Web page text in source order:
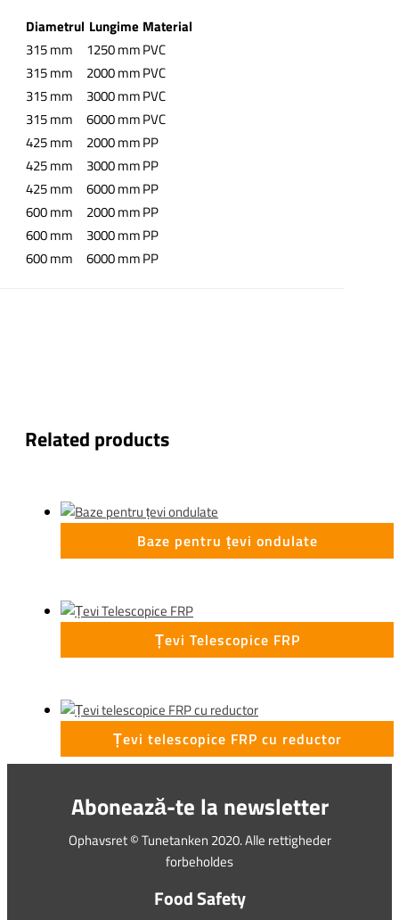
Diametrul Lungime Material
315 mm
1250 mmPVC
315 mm
2000 mmPVC
315 mm
3000 mmPVC
315 mm
6000 mmPVC
425 mm
2000 mmPP
425 mm
3000 mmPP
425 mm
6000 mmPP
600 mm
2000 mmPP
600 mm
3000 mmPP
600 mm
6000 mmPP
Related products
Baze pentru țevi ondulate
Țevi Telescopice FRP
Țevi telescopice FRP cu reductor
Abonează-te la newsletter
Ophavsret © Tunetanken 2020. Alle rettigheder
forbeholdes
Food Safety